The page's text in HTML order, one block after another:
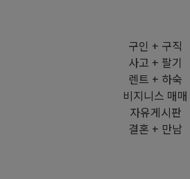
구인 + 구직
사고 + 팔기
렌트 + 하숙
비지니스 매매
자유게시판
결혼 + 만남